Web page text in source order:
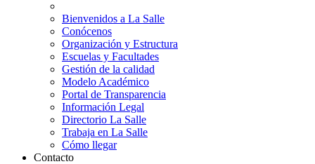
Bienvenidos a La Salle
Conócenos
Organización y Estructura
Escuelas y Facultades
Gestión de la calidad
Modelo Académico
Portal de Transparencia
Información Legal
Directorio La Salle
Trabaja en La Salle
Cómo llegar
Contacto